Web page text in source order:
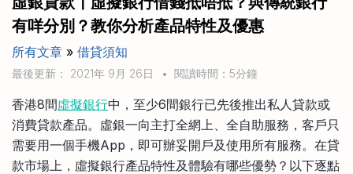
投資加密貨幣
比較最抵Crypto交易所
月供股票計劃
比較最抵月供計劃戶口
比較定存利率
信用卡
比較各種最優惠信用卡
Marketplace
其他網站
手機App與理財資訊
商業解決方案
有咩分別？教你分析產品特性及優惠
所有文章 » 借貸須知
最後更新： 2021年 9月 26日 • 閱讀時間：5分鐘
香港8間虛擬銀行中，至少6間銀行已先後推出私人貸款或
消費貸款產品。虛銀一向主打全網上、全自助服務，客戶只
需要用一個手機App，即可辦妥開戶及使用所有服務。在貸
款市場上，虛擬銀行產品特性及體驗有哪些優勢？以下逐點